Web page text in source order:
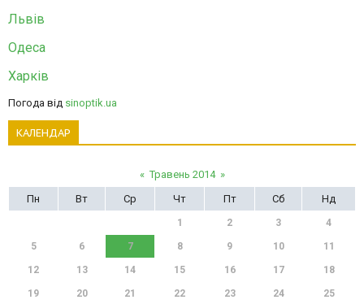
Львів
Одеса
Харків
Погода від sinoptik.ua
КАЛЕНДАР
« Травень 2014 »
Пн
Вт Ср Чт Пт Сб Нд
1 2 3 4
5 6 7 8 9 10 11
12 13 14 15 16 17 18
19 20 21 22 23 24 25